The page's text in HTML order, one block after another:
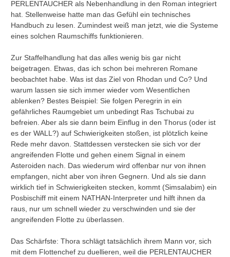
PERLENTAUCHER als Nebenhandlung in den Roman integriert
hat. Stellenweise hatte man das Gefühl ein technisches
Handbuch zu lesen. Zumindest weiß man jetzt, wie die Systeme
eines solchen Raumschiffs funktionieren.
Zur Staffelhandlung hat das alles wenig bis gar nicht
beigetragen. Etwas, das ich schon bei mehreren Romane
beobachtet habe. Was ist das Ziel von Rhodan und Co? Und
warum lassen sie sich immer wieder vom Wesentlichen
ablenken? Bestes Beispiel: Sie folgen Peregrin in ein
gefährliches Raumgebiet um unbedingt Ras Tschubai zu
befreien. Aber als sie dann beim Einflug in den Thorus (oder ist
es der WALL?) auf Schwierigkeiten stoßen, ist plötzlich keine
Rede mehr davon. Stattdessen verstecken sie sich vor der
angreifenden Flotte und gehen einem Signal in einem
Asteroiden nach. Das wiederum wird offenbar nur von ihnen
empfangen, nicht aber von ihren Gegnern. Und als sie dann
wirklich tief in Schwierigkeiten stecken, kommt (Simsalabim) ein
Posbischiff mit einem NATHAN-Interpreter und hilft ihnen da
raus, nur um schnell wieder zu verschwinden und sie der
angreifenden Flotte zu überlassen.
Das Schärfste: Thora schlägt tatsächlich ihrem Mann vor, sich
mit dem Flottenchef zu duellieren, weil die PERLENTAUCHER